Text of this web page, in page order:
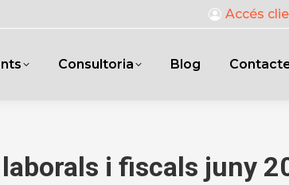
Accés
Consultoria Blog
i fiscals juny